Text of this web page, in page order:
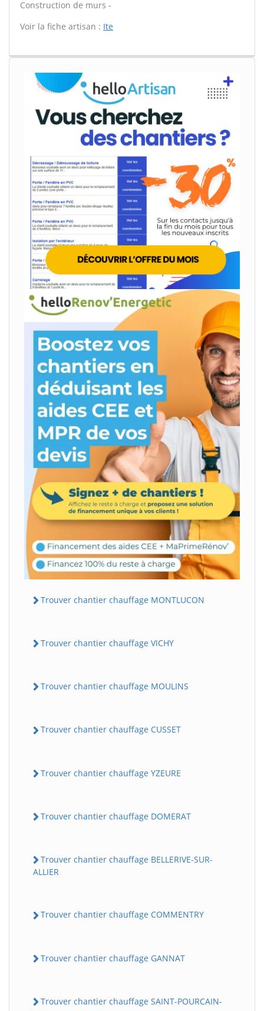
Construction de murs -
Voir la fiche artisan : Ite
Trouver chantier chauffage MONTLUCON
Trouver chantier chauffage VICHY
Trouver chantier chauffage MOULINS
Trouver chantier chauffage CUSSET
Trouver chantier chauffage YZEURE
Trouver chantier chauffage DOMERAT
Trouver chantier chauffage BELLERIVE-SUR-
ALLIER
Trouver chantier chauffage COMMENTRY
Trouver chantier chauffage GANNAT
Trouver chantier chauffage SAINT-POURCAIN-